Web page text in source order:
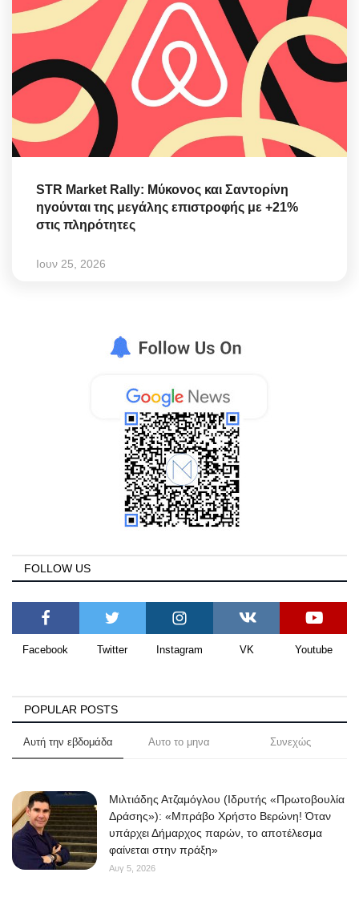
STR Market Rally: Μύκονος και Σαντορίνη
ηγούνται της μεγάλης επιστροφής με +21%
στις πληρότητες
Ιουν 25, 2026
FOLLOW US
Facebook Twitter Instagram VK Youtube
POPULAR POSTS
Αυτή την εβδομάδα Αυτο το μηνα Συνεχώς
Μιλτιάδης Ατζαμόγλου (Ιδρυτής «Πρωτοβουλία
Δράσης»): «Μπράβο Χρήστο Βερώνη! Όταν
υπάρχει Δήμαρχος παρών, το αποτέλεσμα
φαίνεται στην πράξη»
Αυγ 5, 2026